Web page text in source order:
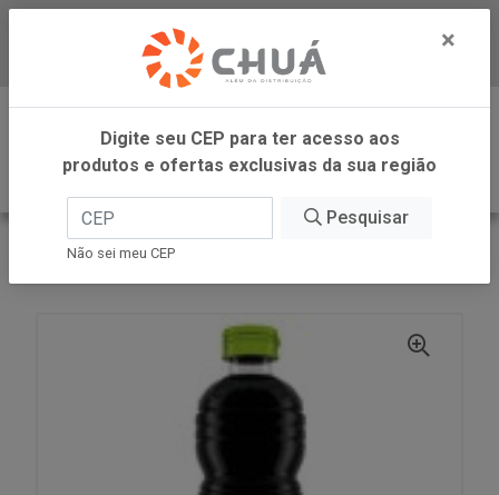
Baixe já nosso APP
0
INÍCIO
AJINOMOTO
×
Digite seu CEP para ter acesso aos
produtos e ofertas exclusivas da sua região
Pesquisar
Não sei meu CEP